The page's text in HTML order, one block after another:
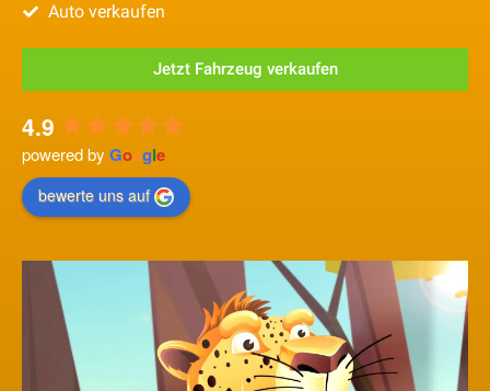
Auto verkaufen
Jetzt Fahrzeug verkaufen
4.9
powered by Google
bewerte uns auf